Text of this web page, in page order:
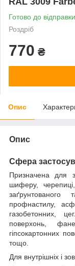
Готово до відправки
Роздріб
770 ₴
Опис
Опис
Сфера
Призначена для
шиферу,
заґрунтованого
профнастилу,
газобетонних,
поверхонь,
гіпсокартонних
тощо.
Для внутрішніх і